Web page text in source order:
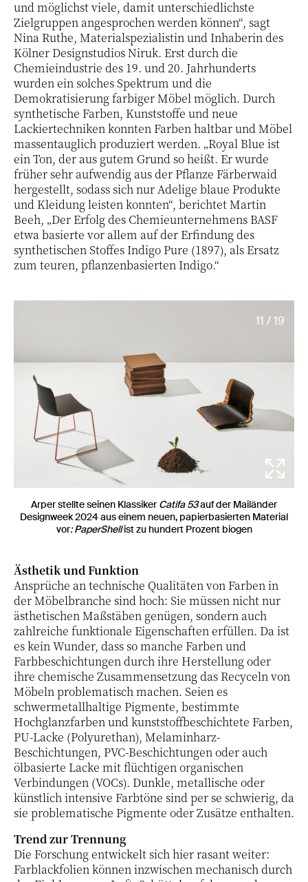
und möglichst viele, damit unterschiedlichste
Zielgruppen angesprochen werden können“, sagt
Nina Ruthe, Materialspezialistin und Inhaberin des
Kölner Designstudios Niruk. Erst durch die
Chemieindustrie des 19. und 20. Jahrhunderts
wurden ein solches Spektrum und die
Demokratisierung farbiger Möbel möglich. Durch
synthetische Farben, Kunststoffe und neue
Lackiertechniken konnten Farben haltbar und Möbel
massentauglich produziert werden. „Royal Blue ist
ein Ton, der aus gutem Grund so heißt. Er wurde
früher sehr aufwendig aus der Pflanze Färberwaid
hergestellt, sodass sich nur Adelige blaue Produkte
und Kleidung leisten konnten“, berichtet Martin
Beeh, „Der Erfolg des Chemieunternehmens BASF
etwa basierte vor allem auf der Erfindung des
synthetischen Stoffes Indigo Pure (1897), als Ersatz
zum teuren, pflanzenbasierten Indigo.“
11 / 19
Arper stellte seinen Klassiker Catifa 53auf der Mailänder
Designweek 2024 aus einem neuen, papierbasierten Material
vor: PaperShellist zu hundert Prozent biogen
Ästhetik und Funktion
Ansprüche an technische Qualitäten von Farben in
der Möbelbranche sind hoch: Sie müssen nicht nur
ästhetischen Maßstäben genügen, sondern auch
zahlreiche funktionale Eigenschaften erfüllen. Da ist
es kein Wunder, dass so manche Farben und
Farbbeschichtungen durch ihre Herstellung oder
ihre chemische Zusammensetzung das Recyceln von
Möbeln problematisch machen. Seien es
schwermetallhaltige Pigmente, bestimmte
Hochglanzfarben und kunststoffbeschichtete Farben,
PU-Lacke (Polyurethan), Melaminharz-
Beschichtungen, PVC-Beschichtungen oder auch
ölbasierte Lacke mit flüchtigen organischen
Verbindungen (VOCs). Dunkle, metallische oder
künstlich intensive Farbtöne sind per se schwierig, da
sie problematische Pigmente oder Zusätze enthalten.
Trend zur Trennung
Die Forschung entwickelt sich hier rasant weiter:
Farblackfolien können inzwischen mechanisch durch